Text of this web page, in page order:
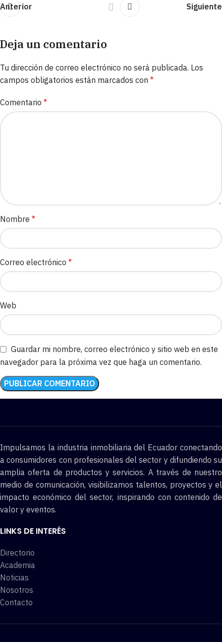
Anterior Siguiente
Deja un comentario
Tu dirección de correo electrónico no será publicada. Los
campos obligatorios están marcados con *
Comentario *
Nombre *
Correo electrónico *
Web
Guardar mi nombre, correo electrónico y sitio web en este
navegador para la próxima vez que haga un comentario.
Impulsamos la industria inmobiliaria del Ecuador conectando
a consumidores con profesionales del sector y difundiendo su
amplia oferta de productos y servicios. A través de nuestro
medio de comunicación, visibilizamos talentos, proyectos y el
impacto económico del sector, inspirando con contenido de
valor y eventos.
LINKS DE INTERÉS
Directorio
Academia
Noticias
Nosotros
Contacto